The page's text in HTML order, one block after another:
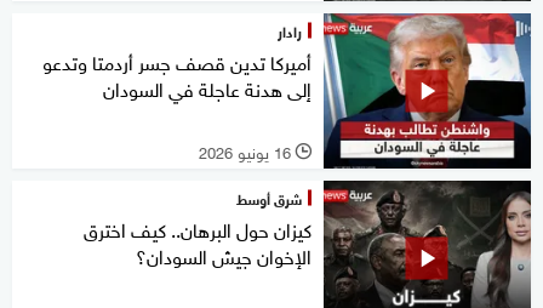
رادار
أميركا تدين قصف جسر أردمتا وتدعو
إلى هدنة عاجلة في السودان
l 16 يونيو 2026
شرق أوسط
كيزان حول البرهان.. كيف اخترق
الإخوان جيش السودان؟